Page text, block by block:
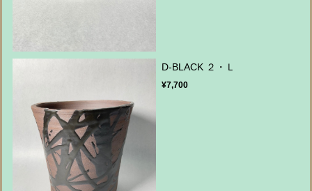
D-BLACK ２・Ｌ
¥7,700